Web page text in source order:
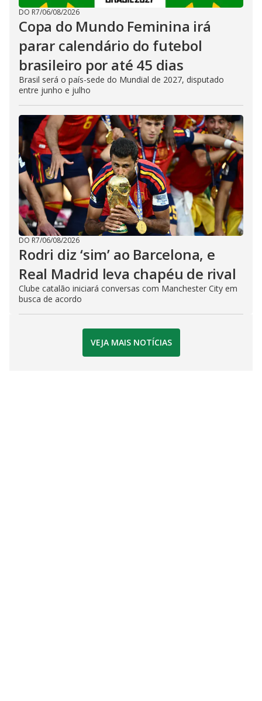
DO R7/06/08/2026
Copa do Mundo Feminina irá
parar calendário do futebol
brasileiro por até 45 dias
Brasil será o país-sede do Mundial de 2027, disputado
entre junho e julho
DO R7/06/08/2026
Rodri diz ‘sim’ ao Barcelona, e
Real Madrid leva chapéu de rival
Clube catalão iniciará conversas com Manchester City em
busca de acordo
VEJA MAIS NOTÍCIAS